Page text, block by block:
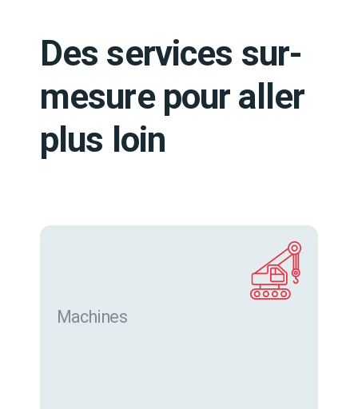
Des services sur-
mesure pour aller
plus loin
Machines